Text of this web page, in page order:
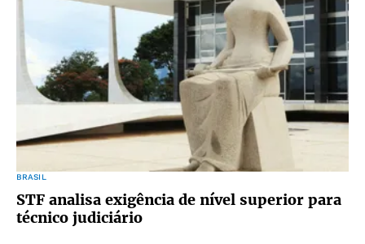
BRASIL
STF analisa exigência de nível superior para
técnico judiciário